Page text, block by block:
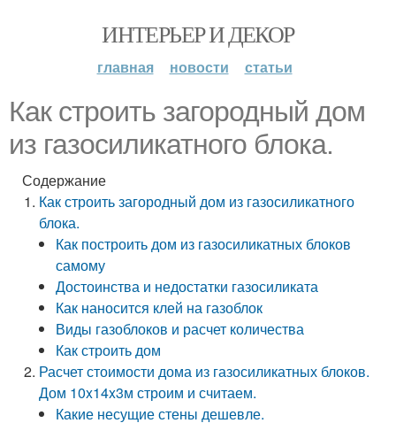
ИНТЕРЬЕР И ДЕКОР
главная новости статьи
Как строить загородный дом
из газосиликатного блока.
Содержание
Как строить загородный дом из газосиликатного
блока.
Как построить дом из газосиликатных блоков
самому
Достоинства и недостатки газосиликата
Как наносится клей на газоблок
Виды газоблоков и расчет количества
Как строить дом
Расчет стоимости дома из газосиликатных блоков.
Дом 10x14x3м строим и считаем.
Какие несущие стены дешевле.